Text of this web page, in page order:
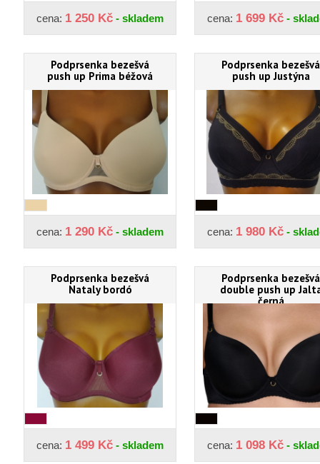
cena: 1 250 Kč - skladem cena: 1 699 Kč -
Podprsenka bezešvá
push up Prima béžová
cena: 1 290 Kč - skladem
Podprsenka bezešvá
push up Justýna
cena: 1 980 Kč -
Podprsenka bezešvá
Nataly bordó
cena: 1 499 Kč - skladem
Podprsenka bezešvá
double push up
černá
cena: 1 098 Kč -